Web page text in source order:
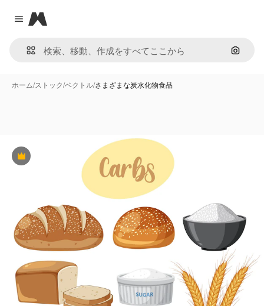
Close menu
Magnific
画像で
ホーム/ストック/ベクトル/さまざまな炭水化物食品
Premium